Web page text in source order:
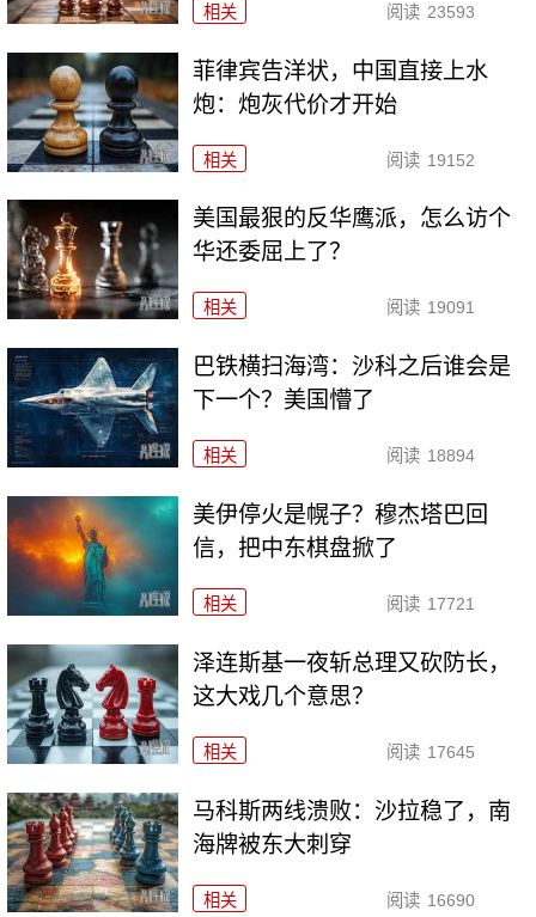
相关 阅读 23593
菲律宾告洋状，中国直接上水
炮：炮灰代价才开始
相关 阅读 19152
美国最狠的反华鹰派，怎么访个
华还委屈上了？
相关 阅读 19091
巴铁横扫海湾：沙科之后谁会是
下一个？美国懵了
相关 阅读 18894
美伊停火是幌子？穆杰塔巴回
信，把中东棋盘掀了
相关 阅读 17721
泽连斯基一夜斩总理又砍防长，
这大戏几个意思？
相关 阅读 17645
马科斯两线溃败：沙拉稳了，南
海牌被东大刺穿
相关 阅读 16690